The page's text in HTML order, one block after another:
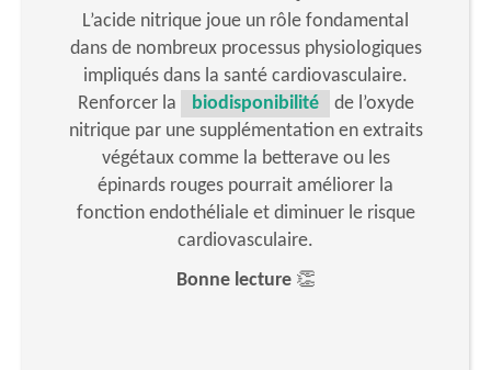
L’acide nitrique joue un rôle fondamental
dans de nombreux processus physiologiques
impliqués dans la santé cardiovasculaire.
Renforcer la
biodisponibilité
de l’oxyde
nitrique par une supplémentation en extraits
végétaux comme la betterave ou les
épinards rouges pourrait améliorer la
fonction endothéliale et diminuer le risque
cardiovasculaire.
Bonne lecture👏